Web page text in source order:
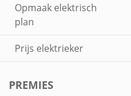
Opmaak elektrisch
plan
Prijs elektrieker
PREMIES